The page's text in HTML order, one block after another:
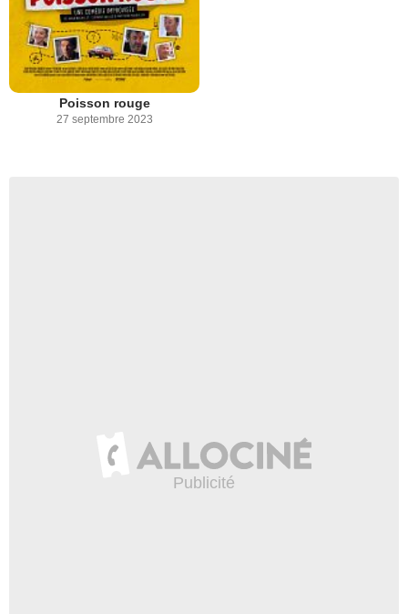
Poisson rouge
27 septembre 2023